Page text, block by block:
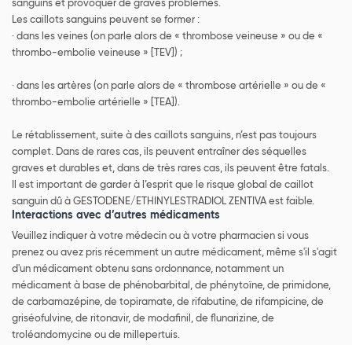
sanguins et provoquer de graves problèmes.
Les caillots sanguins peuvent se former :
· dans les veines (on parle alors de « thrombose veineuse » ou de «
thrombo-embolie veineuse » [TEV]) ;
· dans les artères (on parle alors de « thrombose artérielle » ou de «
thrombo-embolie artérielle » [TEA]).
Le rétablissement, suite à des caillots sanguins, n’est pas toujours
complet. Dans de rares cas, ils peuvent entraîner des séquelles
graves et durables et, dans de très rares cas, ils peuvent être fatals.
Il est important de garder à l’esprit que le risque global de caillot
sanguin dû à GESTODENE/ETHINYLESTRADIOL ZENTIVA est faible.
Interactions avec d’autres médicaments
Veuillez indiquer à votre médecin ou à votre pharmacien si vous
prenez ou avez pris récemment un autre médicament, même s'il s'agit
d'un médicament obtenu sans ordonnance, notamment un
médicament à base de phénobarbital, de phénytoïne, de primidone,
de carbamazépine, de topiramate, de rifabutine, de rifampicine, de
griséofulvine, de ritonavir, de modafinil, de flunarizine, de
troléandomycine ou de millepertuis.